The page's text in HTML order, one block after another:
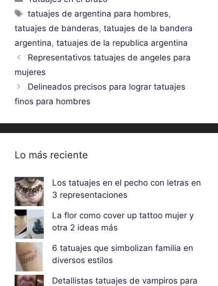
Etiquetas
tatuajes de argentina para hombres,
tatuajes de banderas, tatuajes de la bandera
argentina, tatuajes de la republica argentina
Representativos tatuajes de angeles para
mujeres
Delineados precisos para lograr tatuajes
finos para hombres
Lo más reciente
Los tatuajes en el pecho con letras en
3 representaciones
La flor como cover up tattoo mujer y
otra 2 ideas más
6 tatuajes que simbolizan familia en
diversos estilos
Detallistas tatuajes de vampiros para